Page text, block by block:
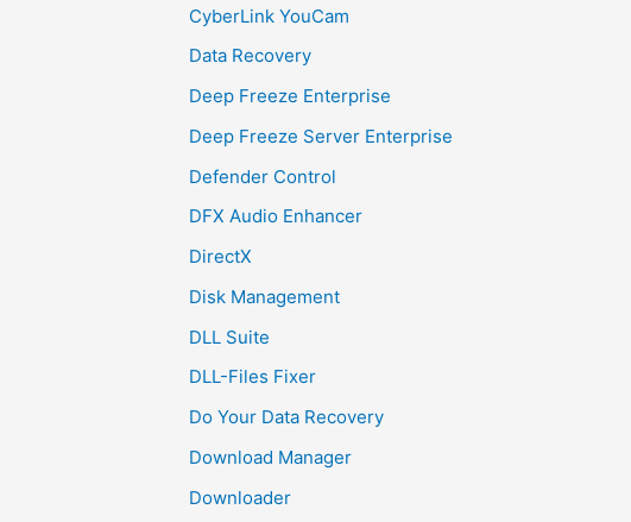
CyberLink YouCam
Data Recovery
Deep Freeze Enterprise
Deep Freeze Server Enterprise
Defender Control
DFX Audio Enhancer
DirectX
Disk Management
DLL Suite
DLL-Files Fixer
Do Your Data Recovery
Download Manager
Downloader